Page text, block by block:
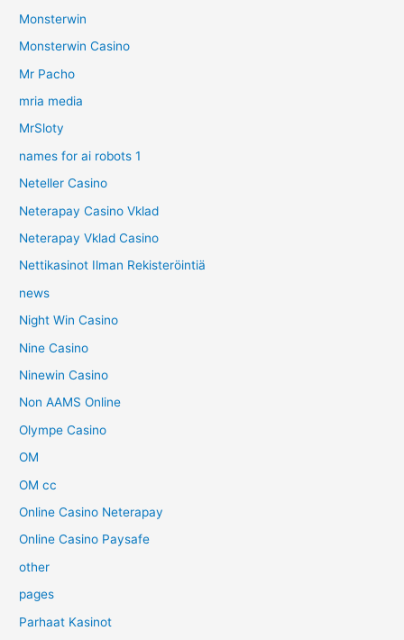
Monsterwin
Monsterwin Casino
Mr Pacho
mria media
MrSloty
names for ai robots 1
Neteller Casino
Neterapay Casino Vklad
Neterapay Vklad Casino
Nettikasinot Ilman Rekisteröintiä
news
Night Win Casino
Nine Casino
Ninewin Casino
Non AAMS Online
Olympe Casino
OM
OM cc
Online Casino Neterapay
Online Casino Paysafe
other
pages
Parhaat Kasinot